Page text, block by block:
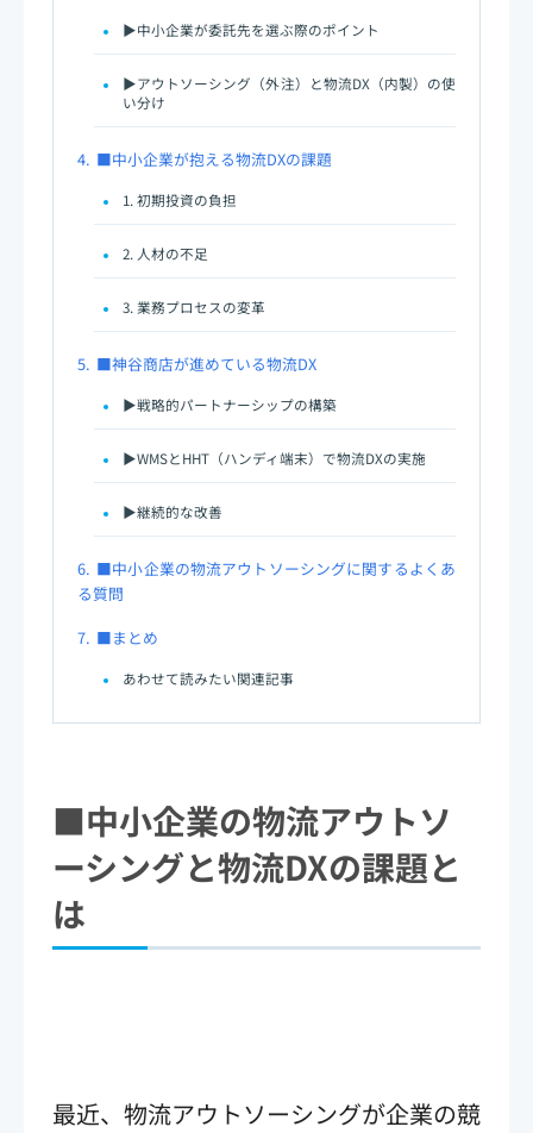
▶中小企業が委託先を選ぶ際のポイント
▶アウトソーシング（外注）と物流DX（内製）の使
い分け
4. ■中小企業が抱える物流DXの課題
1. 初期投資の負担
2. 人材の不足
3. 業務プロセスの変革
5. ■神谷商店が進めている物流DX
▶戦略的パートナーシップの構築
▶WMSとHHT（ハンディ端末）で物流DXの実施
▶継続的な改善
6. ■中小企業の物流アウトソーシングに関するよくあ
る質問
7. ■まとめ
あわせて読みたい関連記事
■中小企業の物流アウトソ
ーシングと物流DXの課題と
は
最近、物流アウトソーシングが企業の競